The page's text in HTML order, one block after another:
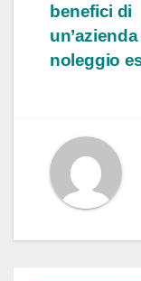
benefici di
noleggio